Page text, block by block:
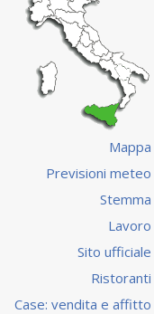
Mappa
Previsioni meteo
Stemma
Lavoro
Sito ufficiale
Ristoranti
Case: vendita e affitto